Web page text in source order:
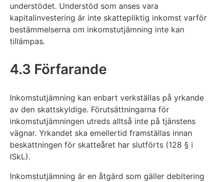
understödet. Understöd som anses vara
kapitalinvestering är inte skattepliktig inkomst varför
bestämmelserna om inkomstutjämning inte kan
tillämpas.
4.3 Förfarande
Inkomstutjämning kan enbart verkställas på yrkande
av den skattskyldige. Förutsättningarna för
inkomstutjämningen utreds alltså inte på tjänstens
vägnar. Yrkandet ska emellertid framställas innan
beskattningen för skatteåret har slutförts (128 § i
ISkL).
Inkomstutjämning är en åtgärd som gäller debitering